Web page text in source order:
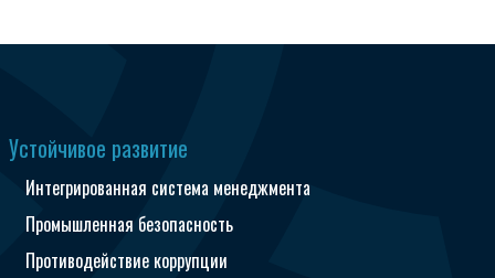
Устойчивое развитие
Интегрированная система менеджмента
Промышленная безопасность
Противодействие коррупции